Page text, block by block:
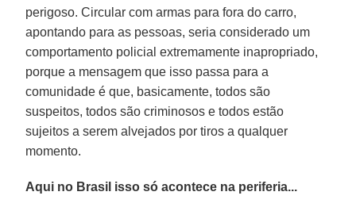
perigoso. Circular com armas para fora do carro,
apontando para as pessoas, seria considerado um
comportamento policial extremamente inapropriado,
porque a mensagem que isso passa para a
comunidade é que, basicamente, todos são
suspeitos, todos são criminosos e todos estão
sujeitos a serem alvejados por tiros a qualquer
momento.
Aqui no Brasil isso só acontece na periferia...